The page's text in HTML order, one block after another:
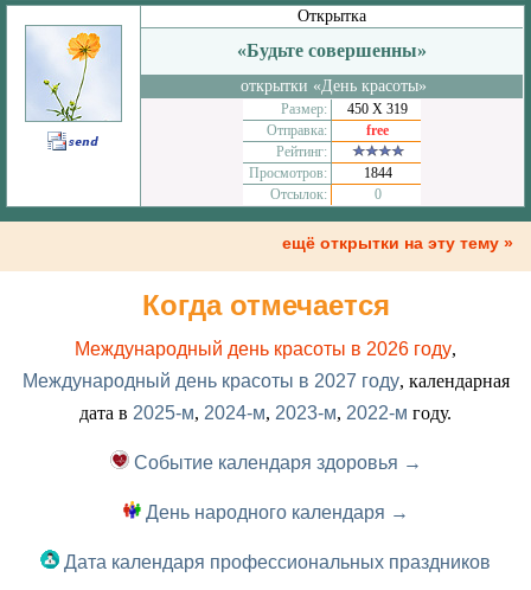
Открытка
«Будьте совершенны»
открытки «День красоты»
Размер:
450 Х 319
Отправка:
free
Рейтинг:
Просмотров:
1844
Отсылок:
0
ещё открытки на эту тему »
Когда отмечается
Международный день красоты в 2026 году,
Международный день красоты в 2027 году, календарная
дата в 2025-м, 2024-м, 2023-м, 2022-м году.
Событие календаря здоровья →
День народного календаря →
Дата календаря профессиональных праздников